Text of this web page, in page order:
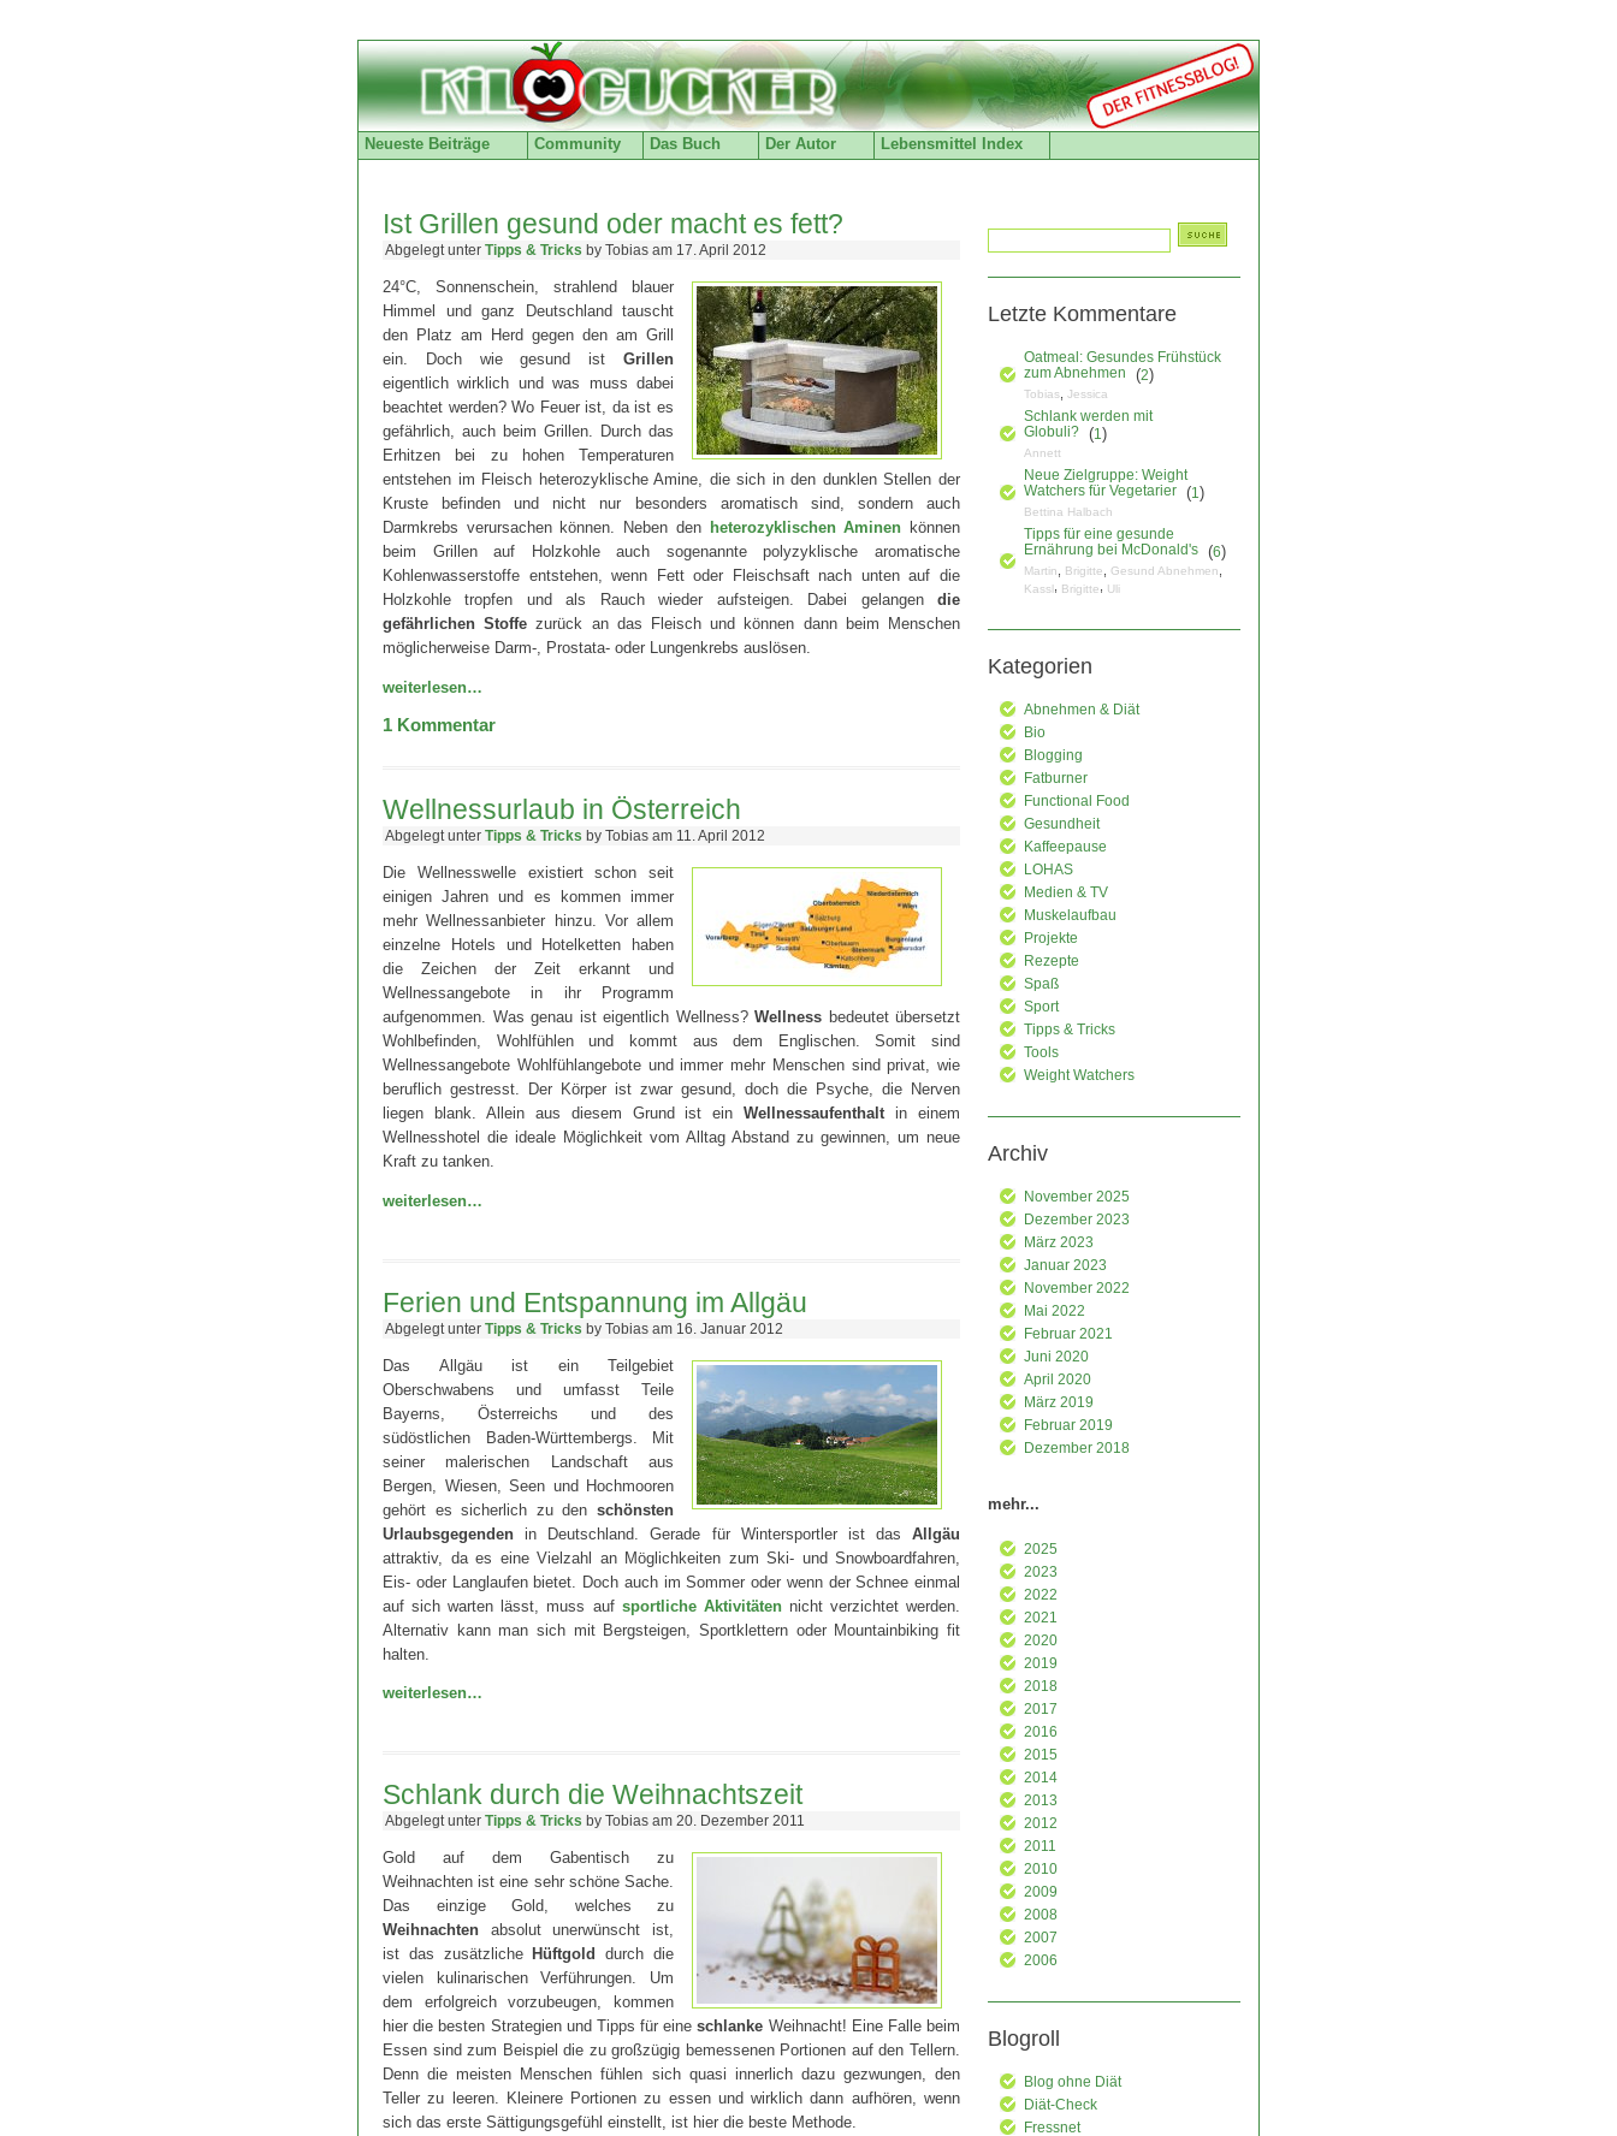
Neueste Beiträge Community Das Buch Der Autor Lebensmittel Index
Ist Grillen gesund oder macht es fett?
Abgelegt unter Tipps & Tricks by Tobias am 17. April 2012
24°C, Sonnenschein, strahlend blauer
Himmel und ganz Deutschland tauscht
den Platz am Herd gegen den am Grill
ein. Doch wie gesund ist Grillen
eigentlich wirklich und was muss dabei
beachtet werden? Wo Feuer ist, da ist es
gefährlich, auch beim Grillen. Durch das
Erhitzen bei zu hohen Temperaturen
entstehen im Fleisch heterozyklische Amine, die sich in den dunklen Stellen der
Kruste befinden und nicht nur besonders aromatisch sind, sondern auch
Darmkrebs verursachen können. Neben den heterozyklischen Aminen können
beim Grillen auf Holzkohle auch sogenannte polyzyklische aromatische
Kohlenwasserstoffe entstehen, wenn Fett oder Fleischsaft nach unten auf die
Holzkohle tropfen und als Rauch wieder aufsteigen. Dabei gelangen die
gefährlichen Stoffe zurück an das Fleisch und können dann beim Menschen
möglicherweise Darm-, Prostata- oder Lungenkrebs auslösen.
weiterlesen…
1 Kommentar
Wellnessurlaub in Österreich
Abgelegt unter Tipps & Tricks by Tobias am 11. April 2012
Die Wellnesswelle existiert schon seit
einigen Jahren und es kommen immer
mehr Wellnessanbieter hinzu. Vor allem
einzelne Hotels und Hotelketten haben
die Zeichen der Zeit erkannt und
Wellnessangebote in ihr Programm
aufgenommen. Was genau ist eigentlich Wellness? Wellness bedeutet übersetzt
Wohlbefinden, Wohlfühlen und kommt aus dem Englischen. Somit sind
Wellnessangebote Wohlfühlangebote und immer mehr Menschen sind privat, wie
beruflich gestresst. Der Körper ist zwar gesund, doch die Psyche, die Nerven
liegen blank. Allein aus diesem Grund ist einWellnessaufenthaltin einem
Wellnesshotel die ideale Möglichkeit vom Alltag Abstand zu gewinnen, um neue
Kraft zu tanken.
weiterlesen…
Ferien und Entspannung im Allgäu
Abgelegt unter Tipps & Tricks by Tobias am 16. Januar 2012
Das Allgäu ist ein Teilgebiet
Oberschwabens und umfasst Teile
Bayerns, Österreichs und des
südöstlichen Baden-Württembergs. Mit
seiner malerischen Landschaft aus
Bergen, Wiesen, Seen und Hochmooren
gehört es sicherlich zu den schönsten
Urlaubsgegenden in Deutschland. Gerade für Wintersportler ist das Allgäu
attraktiv, da es eine Vielzahl an Möglichkeiten zum Ski- und Snowboardfahren,
Eis- oder Langlaufen bietet. Doch auch im Sommer oder wenn der Schnee einmal
auf sich warten lässt, muss auf sportliche Aktivitätennicht verzichtet werden.
Alternativ kann man sich mit Bergsteigen, Sportklettern oder Mountainbiking fit
halten.
weiterlesen…
Schlank durch die Weihnachtszeit
Abgelegt unter Tipps & Tricks by Tobias am 20. Dezember 2011
Gold auf dem Gabentisch zu
Weihnachten ist eine sehr schöne Sache.
Das einzige Gold, welches zu
Weihnachten absolut unerwünscht ist,
ist das zusätzliche Hüftgold
durch die
vielen kulinarischen Verführungen. Um
dem erfolgreich vorzubeugen, kommen
hier die besten Strategien und Tipps für eineschlanke Weihnacht! Eine Falle beim
Essen sind zum Beispiel die zu großzügig bemessenen Portionen auf den Tellern.
Denn die meisten Menschen fühlen sich quasi innerlich dazu gezwungen, den
Teller zu leeren. Kleinere Portionen zu essen und wirklich dann aufhören, wenn
sich das erste Sättigungsgefühl einstellt, ist hier die beste Methode.
Letzte Kommentare
Oatmeal: Gesundes Frühstück
zum Abnehmen (2)
Tobias Jessica
Schlank werden mit
Globuli? (1 )
Annett
Neue Zielgruppe: Weight
Watchers für Vegetarier (1 )
Bettina Halbach
Tipps für eine gesunde
Ernährung bei McDonald's (6)
Martin Brigitte Gesund Abnehmen
Kassl, Brigitte, Uli
Kategorien
Abnehmen & Diät
Bio
Blogging
Fatburner
Functional Food
Gesundheit
Kaffeepause
LOHAS
Medien & TV
Muskelaufbau
Projekte
Rezepte
Spaß
Sport
Tipps & Tricks
Tools
Weight Watchers
Archiv
November 2025
Dezember 2023
März 2023
Januar 2023
November 2022
Mai 2022
Februar 2021
Juni 2020
April 2020
März 2019
Februar 2019
Dezember 2018
mehr...
2025
2023
2022
2021
2020
2019
2018
2017
2016
2015
2014
2013
2012
2011
2010
2009
2008
2007
2006
Blogroll
Blog ohne Diät
Diät-Check
Fressnet